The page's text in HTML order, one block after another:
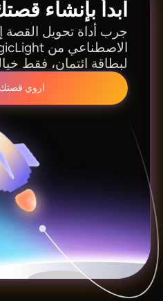
ابدأ بإنشاء
جرب أداة تحويل القصة
لبطاقة ائتمان، فقط
اروي قصتك